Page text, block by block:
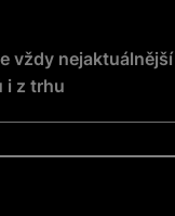
vždy nejaktuálnější
i z trhu